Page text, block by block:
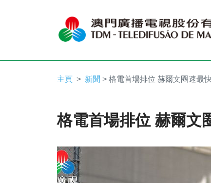
主頁 新聞 > 格電首場排位 赫爾文圈速最
格電首場排位 赫爾文